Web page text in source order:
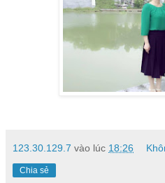
123.30.129.7 vào lúc 18:26
Chia sẻ